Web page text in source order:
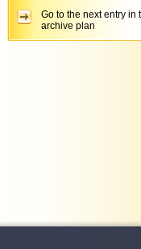
Go to the next entry in
archive plan